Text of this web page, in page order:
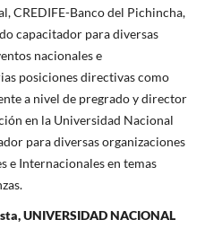
CREDIFE-Banco del Pichincha,
capacitador para diversas
nacionales e
posiciones directivas como
a nivel de pregrado y director
en la Universidad Nacional
para diversas organizaciones
e Internacionales en temas
UNIVERSIDAD NACIONAL